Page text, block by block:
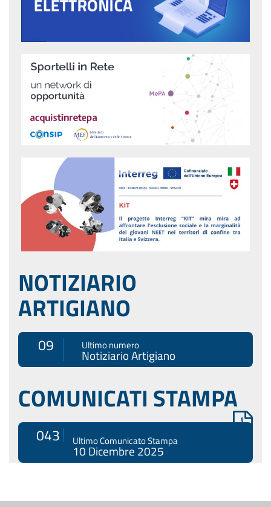
NOTIZIARIO
ARTIGIANO
09 Ultimo numero
Notiziario Artigiano
COMUNICATI STAMPA
043 Ultimo Comunicato Stampa
10 Dicembre 2025